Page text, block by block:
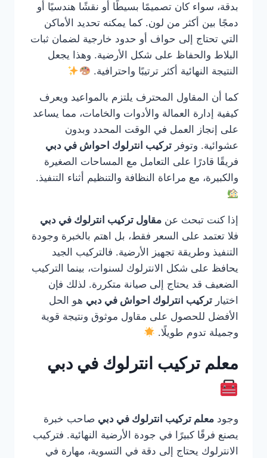
بدقة، سواء كان تصميمًا بسيطًا أو نقشًا هندسيًا أو
دمجًا بين أكثر من لون. كما يمكنه تحديد الأماكن
التي تحتاج إلى حواف أو حدود خارجية لضمان ثبات
البلاط والحفاظ على شكل الأرضية. وهذا يجعل
النتيجة النهائية أكثر ترتيبًا واحترافية.
كما أن المقاول المحترف يلتزم بالمواعيد ويعرف
كيفية إدارة العمالة والأدوات والخامات، مما يساعد
على إنجاز العمل في الوقت المحدد وبدون
عشوائية. وتوفر تركيب انترلوك احواش في دبي
فريقًا قادرًا على التعامل مع المساحات الصغيرة
والكبيرة، مع مراعاة النظافة والتنظيم أثناء التنفيذ.
إذا كنت تبحث عن مقاول تركيب انترلوك في دبي
فلا تعتمد على السعر فقط، بل اهتم بالخبرة وجودة
التنفيذ وطريقة تجهيز الأرضية. فالتركيب الجيد
يحافظ على شكل الانترلوك لسنوات، بينما التركيب
الضعيف قد يحتاج إلى صيانة متكررة. لذلك فإن
اختيار تركيب انترلوك احواش في دبي هو الحل
الأفضل للحصول على مقاول موثوق ونتيجة قوية
وجميلة تدوم طويلًا.
معلم تركيب انترلوك في دبي
وجود معلم تركيب انترلوك في دبي صاحب خبرة
يصنع فرقًا كبيرًا في جودة الأرضية النهائية. فتركيب
الانترلوك يحتاج إلى دقة في التسوية، مهارة في